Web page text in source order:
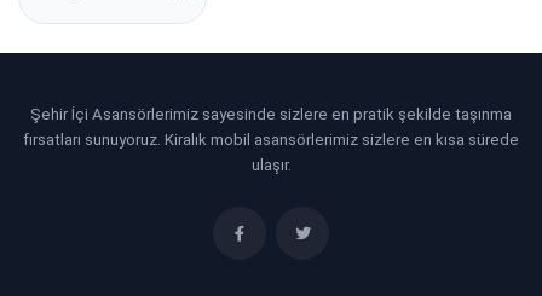
Şehir İçi Asansörlerimiz sayesinde sizlere en pratik şekilde taşınma
fırsatları sunuyoruz. Kiralık mobil asansörlerimiz sizlere en kısa sürede
ulaşır.